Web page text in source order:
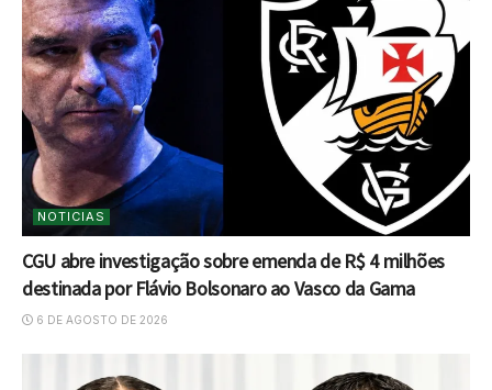
NOTICIAS
CGU abre investigação sobre emenda de R$ 4 milhões
destinada por Flávio Bolsonaro ao Vasco da Gama
6 DE AGOSTO DE 2026